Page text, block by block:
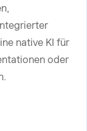
native KI für
oder